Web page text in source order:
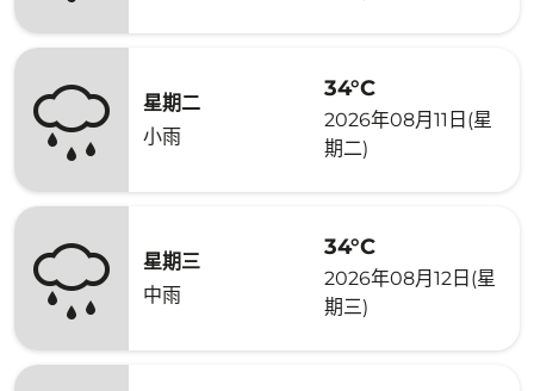
星期二
小雨
34°C
2026年08月11日(星
期二)
星期三
中雨
34°C
2026年08月12日(星
期三)